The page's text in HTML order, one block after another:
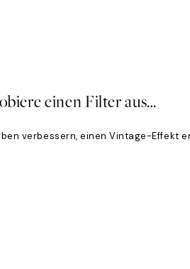
einen Filter aus…
verbessern, einen Vintage-